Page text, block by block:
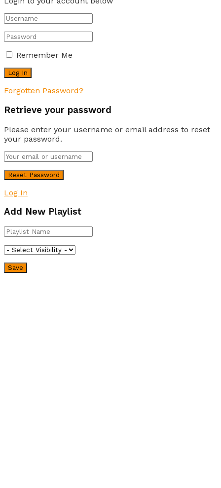
Remember Me
Forgotten Password?
Retrieve your password
Please enter your username or email address to reset
your password.
Log In
Add New Playlist